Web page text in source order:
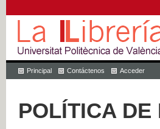
Principal Contáctenos Acceder
POLÍTICA DE